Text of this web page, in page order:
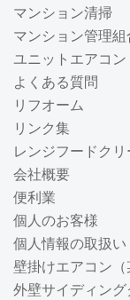
マンション清掃
マンション管理組
ユニットエアコン
よくある質問
リフオーム
リンク集
レンジフードク
会社概要
便利業
個人のお客様
個人情報の取扱い
壁掛けエアコン（
外壁サイディ